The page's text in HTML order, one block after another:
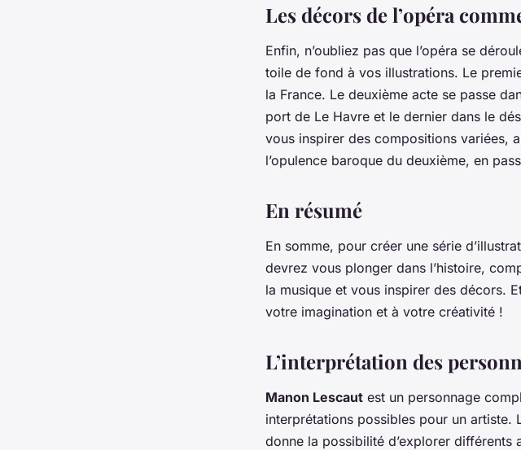
Les décors de l’opéra
Enfin, n’oubliez pas que l’opéra se
toile de fond à vos illustrations. Le
la France. Le deuxième acte se passe
port de Le Havre et le dernier dans le
vous inspirer des compositions variées,
l’opulence baroque du deuxième, en
En résumé
En somme, pour créer une série
devrez vous plonger dans l’histoire,
la musique et vous inspirer des décors.
votre imagination et à votre créativité !
L’interprétation des
Manon Lescaut est un personnage
interprétations possibles pour un artiste.
donne la possibilité d’explorer différents